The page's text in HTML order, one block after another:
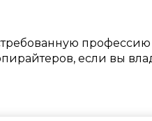
если вы